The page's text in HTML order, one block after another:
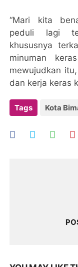
“Mari kita
peduli lagi
khususnya
minuman
mewujudkan
dan kerja keras
Tags Kota